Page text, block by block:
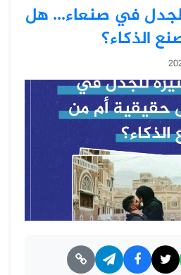
للجدل في صنعاء... هل
الذكاء؟